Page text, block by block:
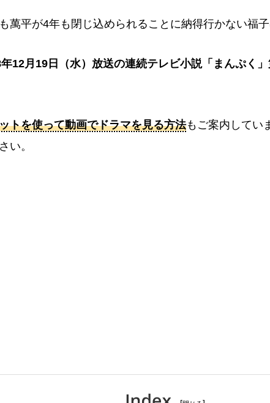
萬平が4年も閉じ込められることに納得行かない福子
12月19日（水）放送の連続テレビ小説「まんぷく
トを使って動画でドラマを見る方法もご案内してい
い。